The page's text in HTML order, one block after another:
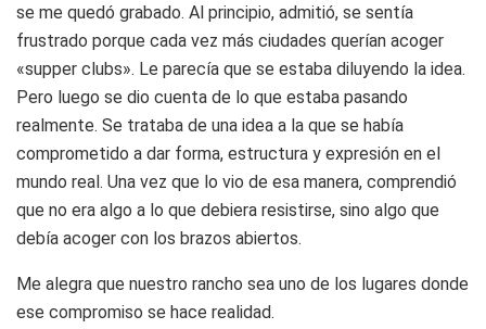
se me quedó grabado. Al principio, admitió, se sentía
frustrado porque cada vez más ciudades querían acoger
«supper clubs». Le parecía que se estaba diluyendo la idea.
Pero luego se dio cuenta de lo que estaba pasando
realmente. Se trataba de una idea a la que se había
comprometido a dar forma, estructura y expresión en el
mundo real. Una vez que lo vio de esa manera, comprendió
que no era algo a lo que debiera resistirse, sino algo que
debía acoger con los brazos abiertos.
Me alegra que nuestro rancho sea uno de los lugares donde
ese compromiso se hace realidad.